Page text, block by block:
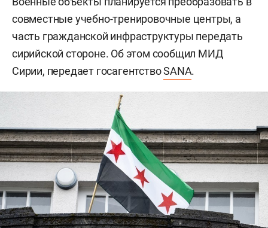
совместные учебно-тренировочные центры, а
часть гражданской инфраструктуры передать
сирийской стороне. Об этом сообщил МИД
Сирии, передает госагентствоSANA.